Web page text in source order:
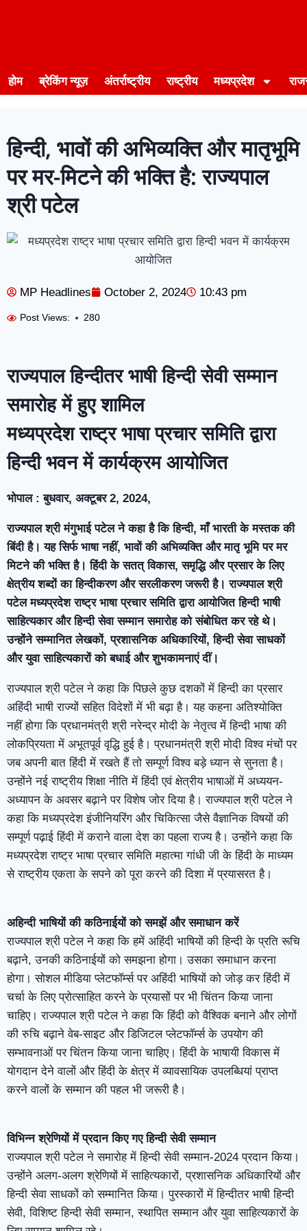
होम ब्रेकिंग न्यूज़ अंतर्राष्ट्रीय राष्ट्रीय मध्यप्रदेश
हिन्दी, भावों की अभिव्यक्ति और मातृभूमि
पर मर-मिटने की भक्ति है: राज्यपाल
श्री पटेल
MP Headlines October 2, 2024 10:43 pm
Post Views: 280
राज्यपाल हिन्दीतर भाषी हिन्दी सेवी सम्मान
समारोह में हुए शामिल
मध्यप्रदेश राष्ट्र भाषा प्रचार समिति द्वारा
हिन्दी भवन में कार्यक्रम आयोजित
भोपाल : बुधवार, अक्टूबर 2, 2024,
राज्यपाल श्री मंगुभाई पटेल ने कहा है कि हिन्दी, माँ भारती के मस्तक की
बिंदी है। यह सिर्फ भाषा नहीं, भावों की अभिव्यक्ति और मातृ भूमि पर मर
मिटने की भक्ति है। हिंदी के सतत् विकास, समृद्धि और प्रसार के लिए
क्षेत्रीय शब्दों का हिन्दीकरण और सरलीकरण जरूरी है। राज्यपाल श्री
पटेल मध्यप्रदेश राष्ट्र भाषा प्रचार समिति द्वारा आयोजित हिन्दी भाषी
साहित्यकार और हिन्दी सेवा सम्मान समारोह को संबोधित कर रहे थे।
उन्होंने सम्मानित लेखकों, प्रशासनिक अधिकारियों, हिन्दी सेवा साधकों
और युवा साहित्यकारों को बधाई और शुभकामनाएं दीं।
राज्यपाल श्री पटेल ने कहा कि पिछले कुछ दशकों में हिन्दी का प्रसार
अहिंदी भाषी राज्यों सहित विदेशों में भी बढ़ा है। यह कहना अतिश्योक्ति
नहीं होगा कि प्रधानमंत्री श्री नरेन्द्र मोदी के नेतृत्व में हिन्दी भाषा की
लोकप्रियता में अभूतपूर्व वृद्धि हुई है। प्रधानमंत्री श्री मोदी विश्व मंचों पर
जब अपनी बात हिंदी में रखते हैं तो सम्पूर्ण विश्व बड़े ध्यान से सुनता है।
उन्होंने नई राष्ट्रीय शिक्षा नीति में हिंदी एवं क्षेत्रीय भाषाओं में अध्ययन-
अध्यापन के अवसर बढ़ाने पर विशेष जोर दिया है। राज्यपाल श्री पटेल ने
कहा कि मध्यप्रदेश इंजीनियरिंग और चिकित्सा जैसे वैज्ञानिक विषयों की
सम्पूर्ण पढ़ाई हिंदी में कराने वाला देश का पहला राज्य है। उन्होंने कहा कि
मध्यप्रदेश राष्ट्र भाषा प्रचार समिति महात्मा गांधी जी के हिंदी के माध्यम
से राष्ट्रीय एकता के सपने को पूरा करने की दिशा में प्रयासरत है।
अहिन्दी भाषियों की कठिनाईयों को समझें और समाधान करें
राज्यपाल श्री पटेल ने कहा कि हमें अहिंदी भाषियों की हिन्दी के प्रति रूचि
बढ़ाने, उनकी कठिनाईयों को समझना होगा। उसका समाधान करना
होगा। सोशल मीडिया प्लेटफॉर्म्स पर अहिंदी भाषियों को जोड़ कर हिंदी में
चर्चा के लिए प्रोत्साहित करने के प्रयासों पर भी चिंतन किया जाना
चाहिए। राज्यपाल श्री पटेल ने कहा कि हिंदी को वैश्विक बनाने और लोगों
की रुचि बढ़ाने वेब-साइट और डिजिटल प्लेटफॉर्म्स के उपयोग की
सम्भावनाओं पर चिंतन किया जाना चाहिए। हिंदी के भाषायी विकास में
योगदान देने वालों और हिंदी के क्षेत्र में व्यावसायिक उपलब्धियां प्राप्त
करने वालों के सम्मान की पहल भी जरूरी है।
विभिन्न श्रेणियों में प्रदान किए गए हिन्दी सेवी सम्मान
राज्यपाल श्री पटेल ने समारोह में हिन्दी सेवी सम्मान-2024 प्रदान किया।
उन्होंने अलग-अलग श्रेणियों में साहित्यकारों, प्रशासनिक अधिकारियों और
हिन्दी सेवा साधकों को सम्मानित किया। पुरस्कारों में हिन्दीतर भाषी हिन्दी
सेवी, विशिष्ट हिन्दी सेवी सम्मान, स्थापित सम्मान और युवा साहित्यकारों के